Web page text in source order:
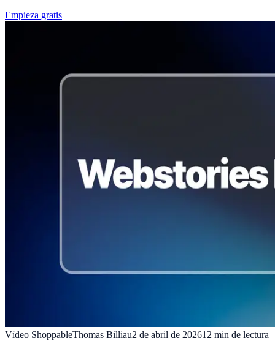
Empieza gratis
Vídeo ShoppableThomas Billiau2 de abril de 202612 min de lectura